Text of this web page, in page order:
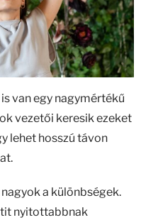
van egy nagymértékű
vezetői keresik ezeket
lehet hosszú távon
a különbségek.
nyitottabbnak